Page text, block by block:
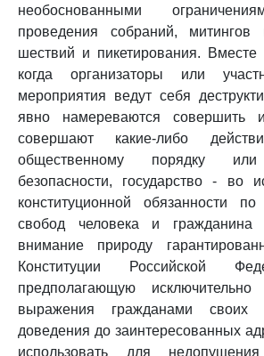
необоснованными
проведения собраний, митингов
шествий и пикетирования.
когда организаторы или
мероприятия ведут себя
явно намереваются совершить
совершают какие-либо
общественному порядку или
безопасности, государство - во
конституционной обязанности
свобод человека и
внимание природу
Конституции Российской
предполагающую
выражения гражданами
доведения до заинтересованных
использовать для